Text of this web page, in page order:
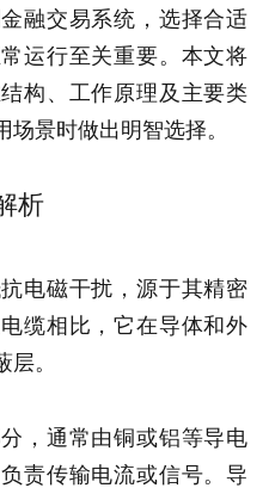
融交易系统，选择合适
运行至关重要。本文将
构、工作原理及主要类
景时做出明智选择。
析
电磁干扰，源于其精密
缆相比，它在导体和外
。
，通常由铜或铝等导电
责传输电流或信号。导